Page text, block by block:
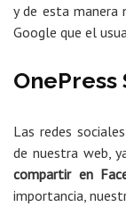
y de esta manera
Google que el
Las redes
de nuestra web,
compartir en
importancia,